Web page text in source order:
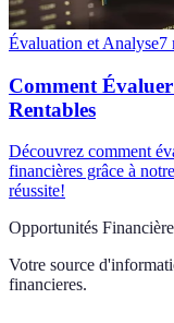
Évaluation et Analyse7
Comment
Rentables
Découvrez comment
financières grâce à
réussite!
Opportunités
Votre source
financieres.